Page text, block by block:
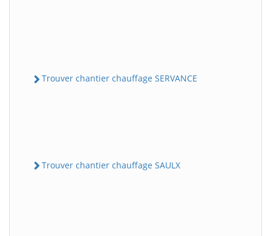
Trouver chantier chauffage SERVANCE
Trouver chantier chauffage SAULX